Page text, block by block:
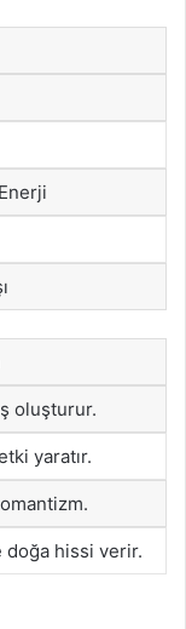
oluşturur.
yaratır.
doğa hissi verir.